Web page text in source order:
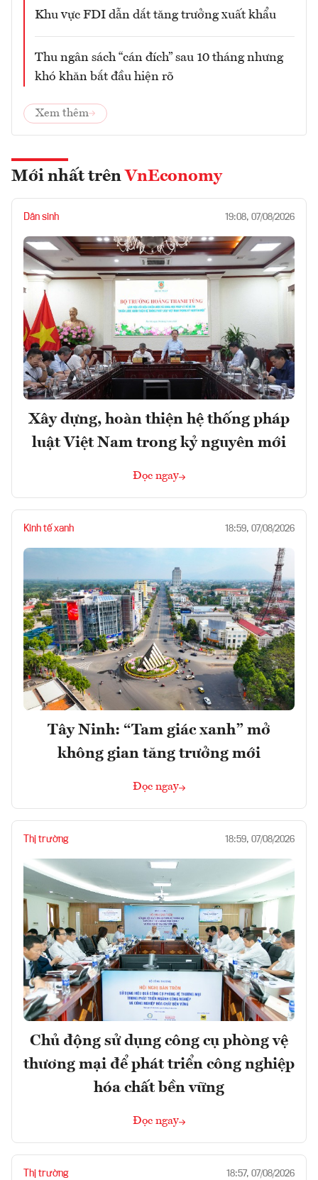
Khu vực FDI dẫn dắt tăng trưởng xuất khẩu
Thu ngân sách “cán đích” sau 10 tháng nhưng
khó khăn bắt đầu hiện rõ
Xem thêm
Mới nhất trên VnEconomy
Dân sinh 19:08, 07/08/2026
Xây dựng, hoàn thiện hệ thống pháp
luật Việt Nam trong kỷ nguyên mới
Đọc ngay
Kinh tế xanh 18:59, 07/08/2026
Tây Ninh: “Tam giác xanh” mở
không gian tăng trưởng mới
Đọc ngay
Thị trường 18:59, 07/08/2026
Chủ động sử dụng công cụ phòng vệ
thương mại để phát triển công nghiệp
hóa chất bền vững
Đọc ngay
Thị trường 18:57, 07/08/2026